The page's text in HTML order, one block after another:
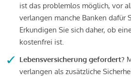
ist das problemlos möglich, vor
verlangen manche Banken dafür
Erkundigen Sie sich daher, ob
kostenfrei ist.
Lebensversicherung gefordert?
verlangen als zusätzliche